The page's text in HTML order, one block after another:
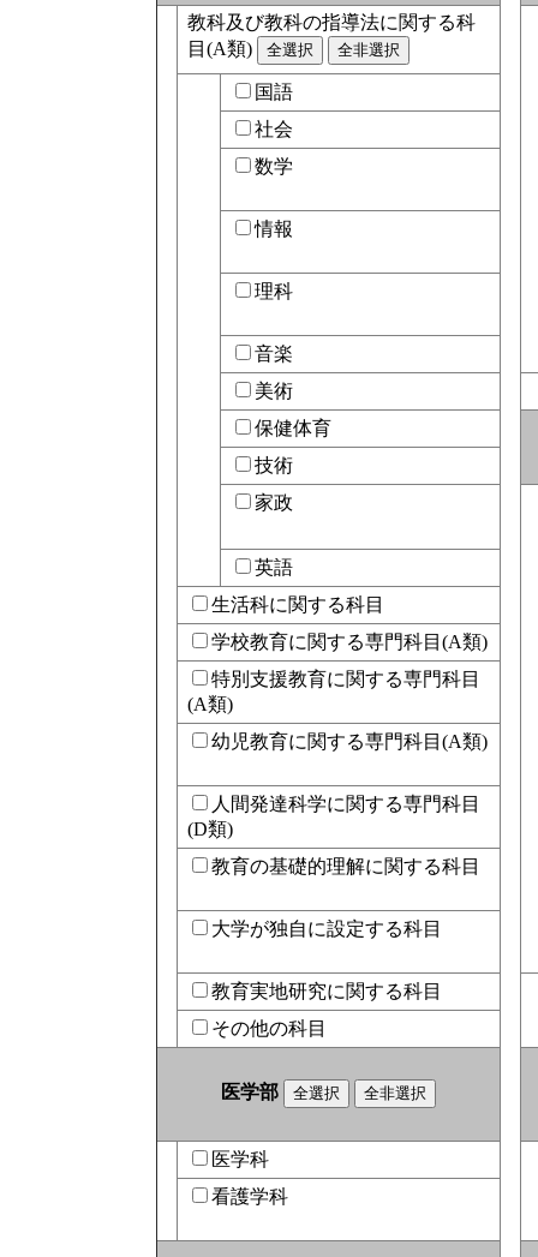
教科及び教科の指導法に関する科
目(A類)
国語
社会
数学
情報
理科
音楽
美術
保健体育
技術
家政
英語
生活科に関する科目
学校教育に関する専門科目(A類)
特別支援教育に関する専門科目
(A類)
幼児教育に関する専門科目(A類)
人間発達科学に関する専門科目
(D類)
教育の基礎的理解に関する科目
大学が独自に設定する科目
教育実地研究に関する科目
その他の科目
医学部
医学科
看護学科